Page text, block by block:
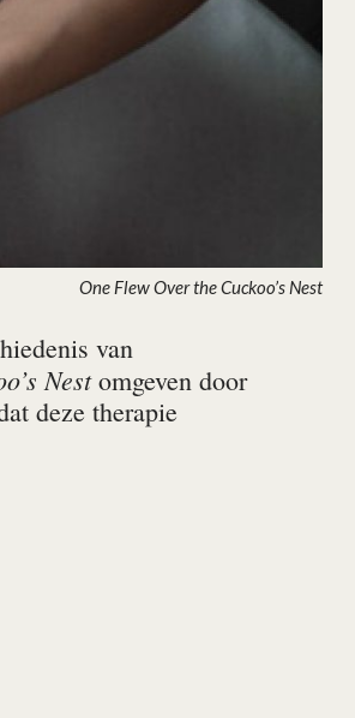
One Flew Over the Cuckoo’s Nest
van
Nestomgeven door
deze therapie